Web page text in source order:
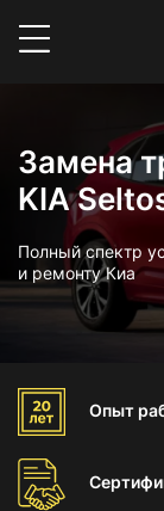
Замена
KIA
Полный спектр
и ремонту Киа
Опыт